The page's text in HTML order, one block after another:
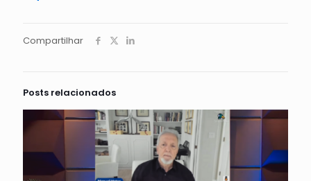
Compartilhar
Posts relacionados